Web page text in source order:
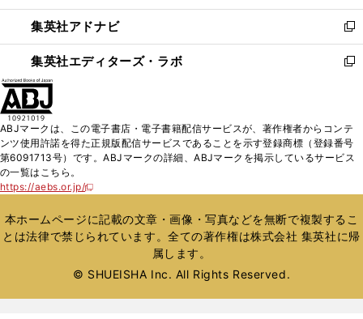
開
く
ウ
で
開
く
ン
ド
ウ
で
ウ
ィ
ン
ド
く
集英社アドナビ
新
し
い
ド
ウ
で
集英社エディターズ・ラボ
新
ィ
ン
ド
開
く
ABJマークは、この電子書店・電子書籍配信サービスが、著作権者からコンテ
ンツ使用許諾を得た正規版配信サービスであることを示す登録商標（登録番号
第6091713号）です。ABJマークの詳細、ABJマークを掲示しているサービス
の一覧はこちら。
https://aebs.or.jp/
新
い
ウ
ィ
ウ
本ホームページに記載の文章・画像・写真などを無断で複製するこ
とは法律で禁じられています。全ての著作権は株式会社 集英社に帰
属します。
© SHUEISHA Inc. All Rights Reserved.